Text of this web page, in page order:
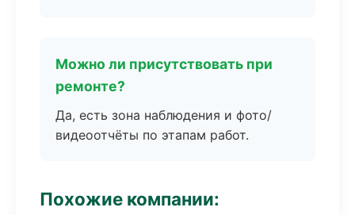
Можно ли присутствовать при
ремонте?
Да, есть зона наблюдения и фото/
видеоотчёты по этапам работ.
Похожие компании: